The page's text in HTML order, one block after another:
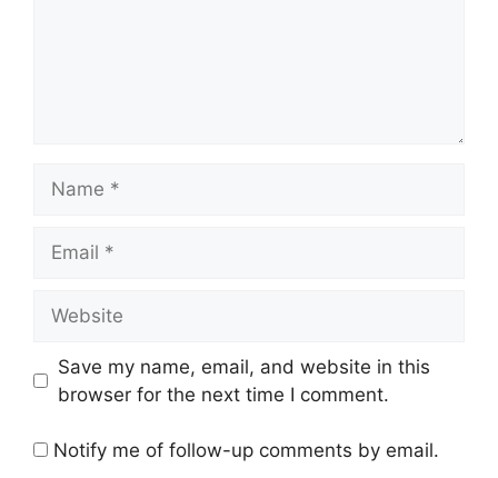
Save my name, email, and website in this
browser for the next time I comment.
Notify me of follow-up comments by email.